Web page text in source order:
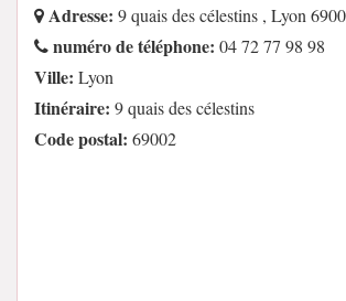
Adresse: 9 quais des célestins , Lyon
numéro de téléphone: 04 72 77 98 98
Ville: Lyon
Itinéraire: 9 quais des célestins
Code postal: 69002